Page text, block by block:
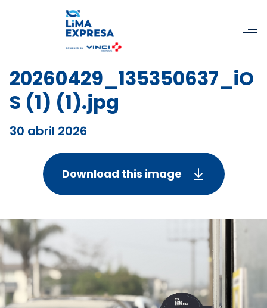
20260429_135350637_iO
S (1) (1).jpg
30 abril 2026
Download this image